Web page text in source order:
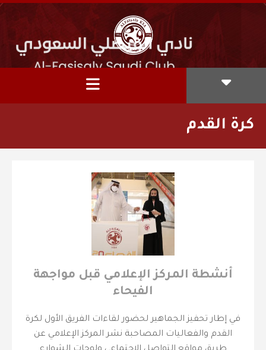
كرة القدم
أنشطة المركز الإعلامي قبل مواجهة
الفيحاء
في إطار تحفيز الجماهير لحضور لقاءات الفريق الأول لكرة
القدم والفعاليات المصاحبة نشر المركز الإعلامي عن